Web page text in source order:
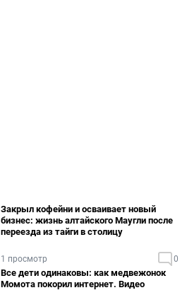
Закрыл кофейни и осваивает новый
бизнес: жизнь алтайского Маугли после
переезда из тайги в столицу
1 просмотр 0
Все дети одинаковы: как медвежонок
Момота покорил интернет. Видео